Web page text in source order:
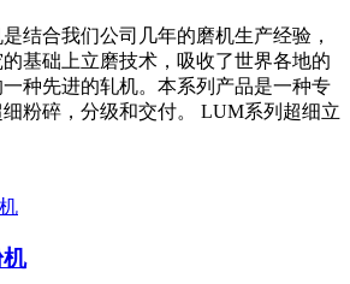
结合我们公司几年的磨机生产经验，
基础上立磨技术，吸收了世界各地的
种先进的轧机。本系列产品是一种专
粉碎，分级和交付。 LUM系列超细立